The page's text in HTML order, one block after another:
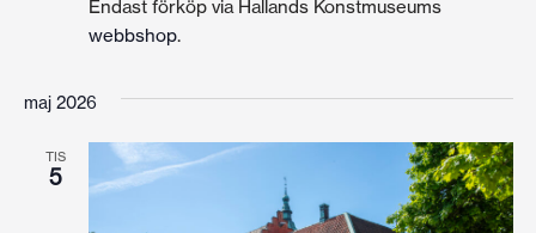
Endast förköp via Hallands Konstmuseums
webbshop.
maj 2026
TIS
5